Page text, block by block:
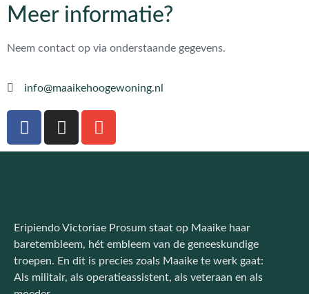
Meer informatie?
Neem contact op via onderstaande gegevens.
info@maaikehoogewoning.nl
Eripiendo Victoriae Prosum staat op Maaike haar
baretembleem, hét embleem van de geneeskundige
troepen. En dit is precies zoals Maaike te werk gaat:
Als militair, als operatieassistent, als veteraan en als